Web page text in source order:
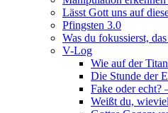
Lässt Gott uns auf
Pfingsten 3.0
Was du fokussierst,
V-Log
Wie auf der
Die Stunde der
Fake oder echt?
Weißt du,